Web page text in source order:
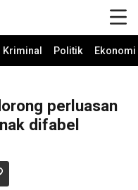
Kriminal Politik
perluasan
difabel